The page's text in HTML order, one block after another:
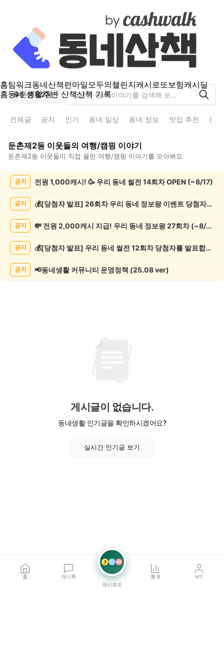
홈팀워크동네산책 런마일모두의챌린지캐시로또보험캐시딜
홈동네 생활주변 산책산책 기록
둔촌제2동
전체글 공지 인기 동네 일상 동네 정보 맛집 추천 분
둔촌제2동 이웃들의 여행/캠핑 이야기
둔촌제2동 이웃들이 직접 올린 여행/캠핑 이야기를 모아봐요
행/
글
공지 전원 1,000캐시! 🥳 우리 동네 썰전 14회차 OPEN (~8/17)
공지 💰[당첨자 발표] 26회차 우리 동네 정보왕 이벤트 당첨자를 발표합니다!
공지 💸 전원 2,000캐시 지급! 우리 동네 정보왕 27회차 (~8/10)
공지 💰[당첨자 발표] 우리 동네 썰전 12회차 당첨자를 발표합니다!
공지 📢동네생활 커뮤니티 운영정책 (25.08 ver)
게시글이 없습니다.
동네생활 인기글을 확인하시겠어요?
실시간 인기글 보기
홈 캐시톡
7 21 42
캐시로또
통계 MY